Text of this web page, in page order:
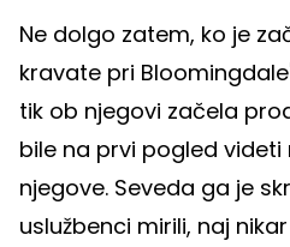
Ne dolgo zatem, ko je
kravate pri
tik ob njegovi začela
bile na prvi pogled
njegove. Seveda ga je
uslužbenci mirili, naj